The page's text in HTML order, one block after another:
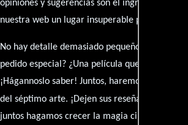
opiniones y sugerencias son el ingrediente
nuestra web un lugar insuperable para los
No hay detalle demasiado pequeño ni opinión
pedido especial? ¿Una película que sueñas con
¡Hágannoslo saber! Juntos, haremos de esta
del séptimo arte. ¡Dejen sus reseña en la
juntos hagamos crecer la magia